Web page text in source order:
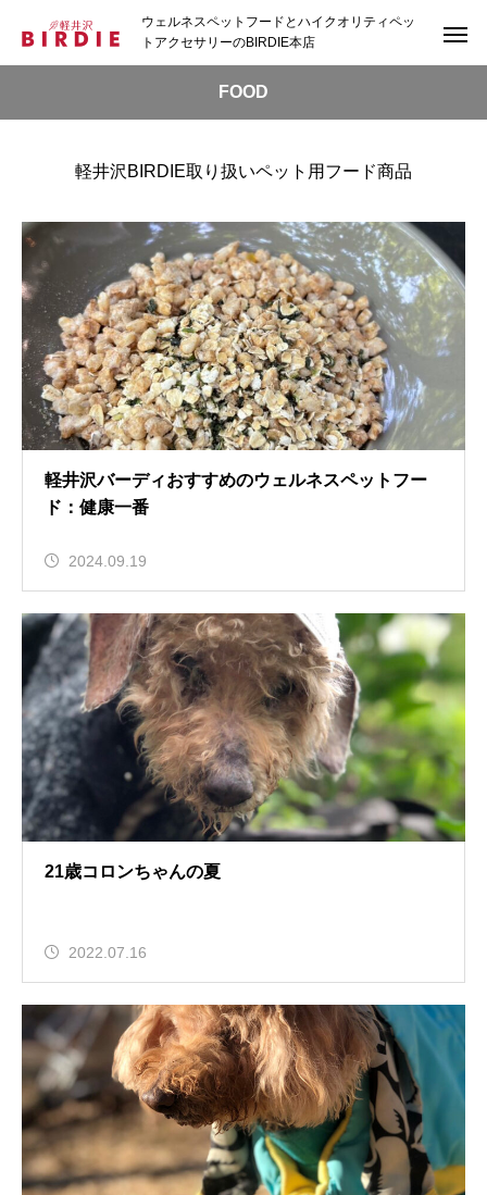
ウェルネスペットフードとハイクオリティペッ
トアクセサリーのBIRDIE本店
FOOD
軽井沢BIRDIE取り扱いペット用フード商品
軽井沢バーディおすすめのウェルネスペットフー
ド：健康一番
2024.09.19
21歳コロンちゃんの夏
2022.07.16